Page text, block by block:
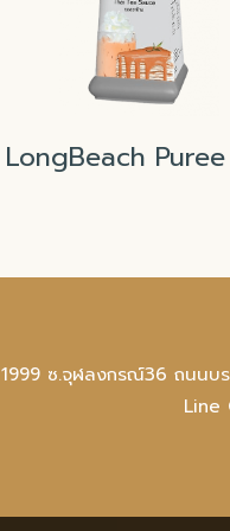
1999 ซ.จุฬลงกรณ์36 ถนนบ
Line